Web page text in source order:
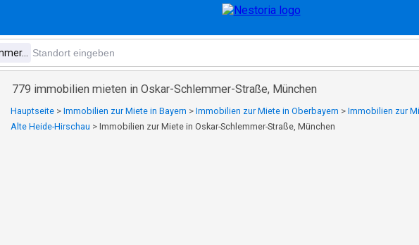
779 immobilien mieten in Oskar-Schlemmer-Straße, München
Hauptseite > Immobilien zur Miete in Bayern > Immobilien zur Miete in Oberbayern > Immobilien zur
Alte Heide-Hirschau > Immobilien zur Miete in Oskar-Schlemmer-Straße, München